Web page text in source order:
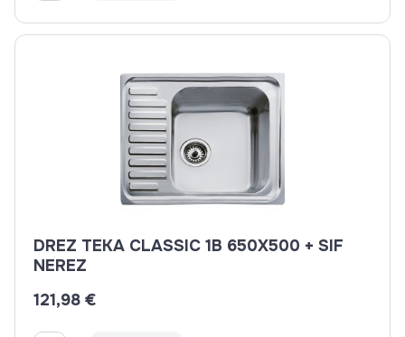
DREZ TEKA CLASSIC 1B 650X500 + SIF
NEREZ
121,98 €